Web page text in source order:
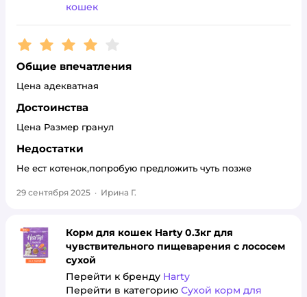
кошек
Рейтинг:4
Общие впечатления
Цена адекватная
Достоинства
Цена Размер гранул
Недостатки
Не ест котенок,попробую предложить чуть позже
29 сентября 2025 · Ирина Г.
Корм для кошек Harty 0.3кг для
чувствительного пищеварения с лососем
сухой
Перейти к бренду Harty
Перейти в категорию Сухой корм для